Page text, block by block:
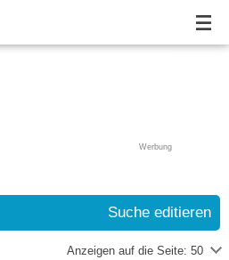
Werbung
Suche editieren
Anzeigen auf die Seite: 50